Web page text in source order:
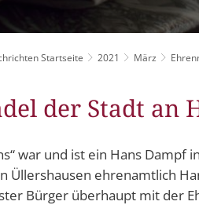
Startseite 2021 März
der Stadt an
war und ist ein Hans Dampf
Üllershausen ehrenamtlich
Bürger überhaupt mit der